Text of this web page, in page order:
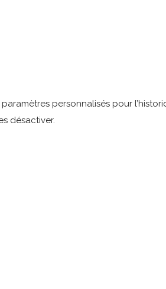
personnalisés pour
désactiver.